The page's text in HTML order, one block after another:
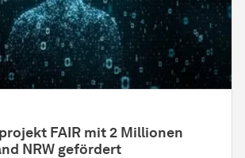
FAIR mit 2 Millionen
NRW gefördert